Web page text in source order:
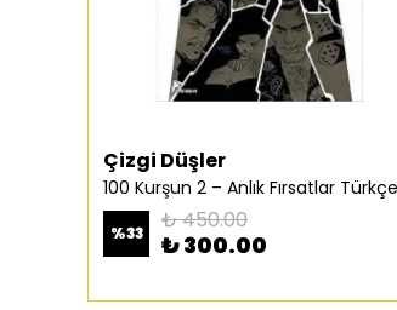
Çizgi Düşler
%33 ₺ 450.00
₺ 300.00